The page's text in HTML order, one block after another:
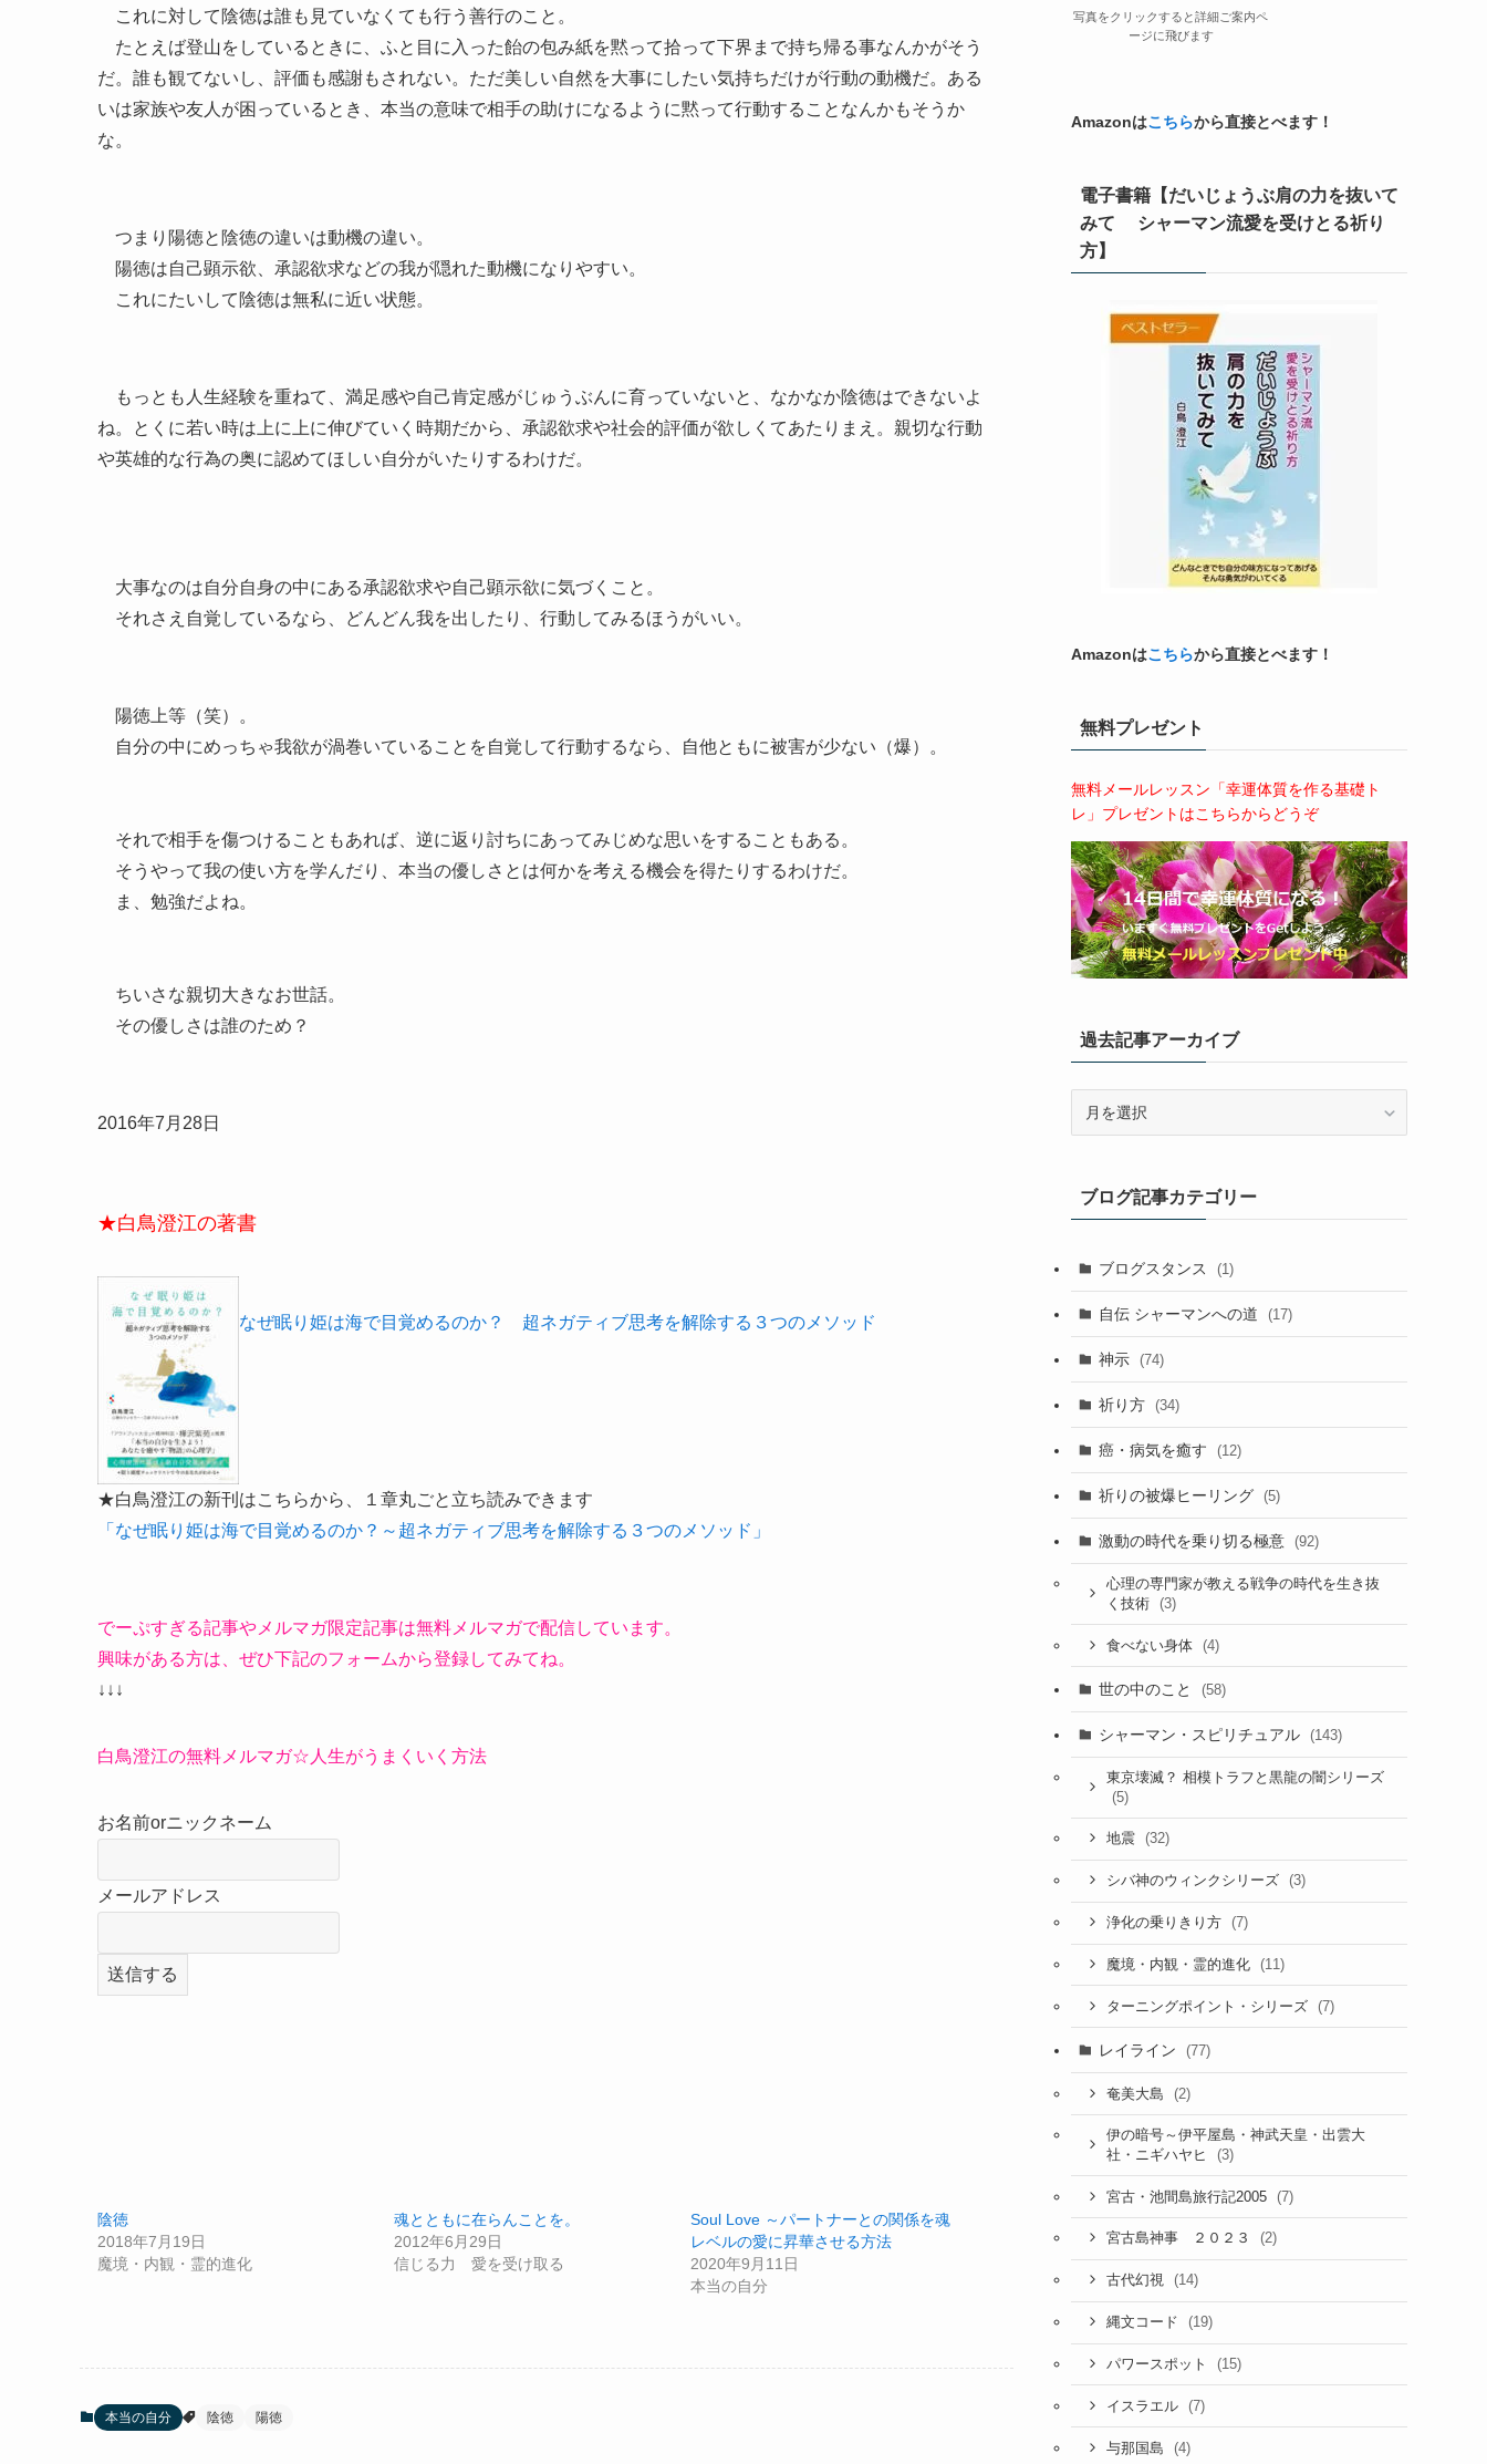
これに対して陰徳は誰も見ていなくても行う善行のこと。
たとえば登山をしているときに、ふと目に入った飴の包み紙を黙って拾って下界まで持ち帰る事なんかがそう
だ。誰も観てないし、評価も感謝もされない。ただ美しい自然を大事にしたい気持ちだけが行動の動機だ。ある
いは家族や友人が困っているとき、本当の意味で相手の助けになるように黙って行動することなんかもそうか
な。
つまり陽徳と陰徳の違いは動機の違い。
陽徳は自己顕示欲、承認欲求などの我が隠れた動機になりやすい。
これにたいして陰徳は無私に近い状態。
もっとも人生経験を重ねて、満足感や自己肯定感がじゅうぶんに育っていないと、なかなか陰徳はできないよ
ね。とくに若い時は上に上に伸びていく時期だから、承認欲求や社会的評価が欲しくてあたりまえ。親切な行動
や英雄的な行為の奥に認めてほしい自分がいたりするわけだ。
大事なのは自分自身の中にある承認欲求や自己顕示欲に気づくこと。
それさえ自覚しているなら、どんどん我を出したり、行動してみるほうがいい。
陽徳上等（笑）。
自分の中にめっちゃ我欲が渦巻いていることを自覚して行動するなら、自他ともに被害が少ない（爆）。
それで相手を傷つけることもあれば、逆に返り討ちにあってみじめな思いをすることもある。
そうやって我の使い方を学んだり、本当の優しさとは何かを考える機会を得たりするわけだ。
ま、勉強だよね。
ちいさな親切大きなお世話。
その優しさは誰のため？
2016年7月28日
★白鳥澄江の著書
なぜ眠り姫は海で目覚めるのか？ 超ネガティブ思考を解除する３つのメソッド
★白鳥澄江の新刊はこちらから、１章丸ごと立ち読みできます
「なぜ眠り姫は海で目覚めるのか？～超ネガティブ思考を解除する３つのメソッド」
でーぷすぎる記事やメルマガ限定記事は無料メルマガで配信しています。
興味がある方は、ぜひ下記のフォームから登録してみてね。
↓↓↓
白鳥澄江の無料メルマガ☆人生がうまくいく方法
お名前orニックネーム
メールアドレス
陰徳
2018年7月19日
魔境・内観・霊的進化
魂とともに在らんことを。
2012年6月29日
信じる力 愛を受け取る
Soul Love ～パートナーとの関係を魂
レベルの愛に昇華させる方法
2020年9月11日
本当の自分
本当の自分 陰徳 陽徳
写真をクリックすると詳細ご案内ペ
ージに飛びます
Amazonはこちらから直接とべます！
電子書籍【だいじょうぶ肩の力を抜いて
みて シャーマン流愛を受けとる祈り
方】
Amazonはこちらから直接とべます！
無料プレゼント
無料メールレッスン「幸運体質を作る基礎ト
レ」プレゼントはこちらからどうぞ
過去記事アーカイブ
ア
ー
イ
ブ
ブログ記事カテゴリー
ブログスタンス (1)
自伝 シャーマンへの道 (17)
神示 (74)
祈り方 (34)
癌・病気を癒す (12)
祈りの被爆ヒーリング (5)
激動の時代を乗り切る極意 (92)
心理の専門家が教える戦争の時代を生き抜
く技術
(3)
食べない身体 (4)
世の中のこと (58)
シャーマン・スピリチュアル (143)
東京壊滅？ 相模トラフと黒龍の闇シリーズ
(5)
地震 (32)
シバ神のウィンクシリーズ (3)
浄化の乗りきり方 (7)
魔境・内観・霊的進化 (11)
ターニングポイント・シリーズ (7)
レイライン (77)
奄美大島 (2)
伊の暗号～伊平屋島・神武天皇・出雲大
社・ニギハヤヒ
(3)
宮古・池間島旅行記2005 (7)
宮古島神事 ２０２３ (2)
古代幻視 (14)
縄文コード (19)
パワースポット (15)
イスラエル (7)
与那国島 (4)